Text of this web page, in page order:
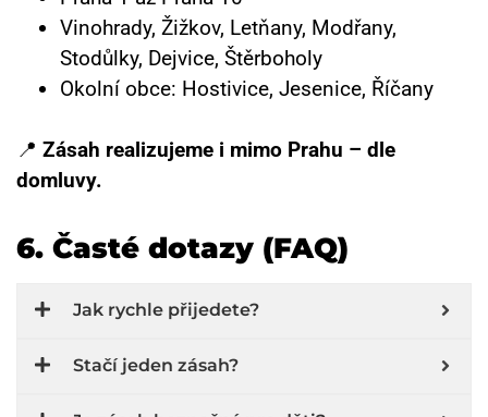
Vinohrady, Žižkov, Letňany, Modřany,
Stodůlky, Dejvice, Štěrboholy
Okolní obce: Hostivice, Jesenice, Říčany
📍 Zásah realizujeme i mimo Prahu – dle
domluvy.
6. Časté dotazy (FAQ)
Jak rychle přijedete?
Stačí jeden zásah?